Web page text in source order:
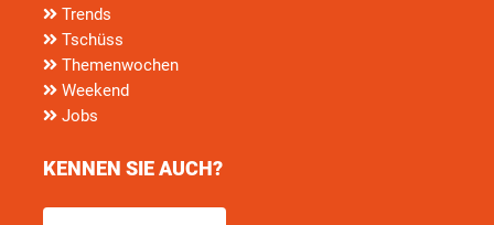
Trends
Tschüss
Themenwochen
Weekend
Jobs
KENNEN SIE AUCH?